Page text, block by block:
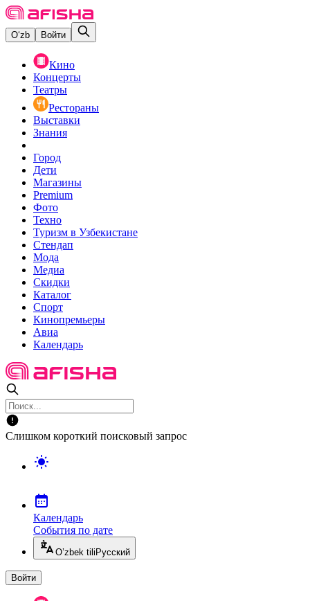
O‘zb Войти
Кино
Концерты
Театры
Рестораны
Выставки
Знания
Город
Дети
Магазины
Premium
Фото
Техно
Туризм в Узбекистане
Стендап
Мода
Медиа
Скидки
Каталог
Спорт
Кинопремьеры
Авиа
Календарь
Слишком короткий поисковый запрос
Календарь
События по дате
O’zbek tili Русский
Войти